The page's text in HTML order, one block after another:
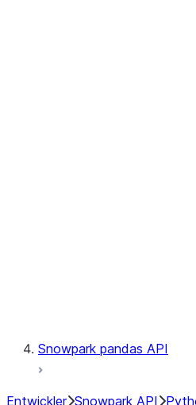
Snowpark pandas API
Entwickler Snowpark API